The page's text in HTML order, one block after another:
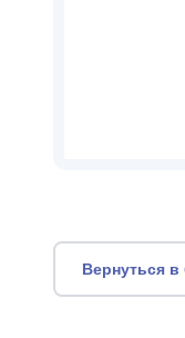
Вернуться в